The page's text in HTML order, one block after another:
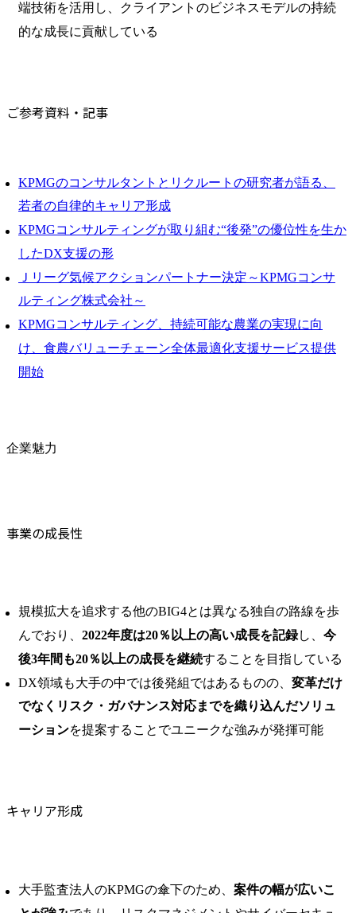
端技術を活用し、クライアントのビジネスモデルの持続
的な成長に貢献している
ご参考資料・記事
KPMGのコンサルタントとリクルートの研究者が語る、
若者の自律的キャリア形成
KPMGコンサルティングが取り組む“後発”の優位性を生か
したDX支援の形
Ｊリーグ気候アクションパートナー決定～KPMGコンサ
ルティング株式会社～
KPMGコンサルティング、持続可能な農業の実現に向
け、食農バリューチェーン全体最適化支援サービス提供
開始
企業魅力
事業の成長性
規模拡大を追求する他のBIG4とは異なる独自の路線を歩
んでおり、 2022年度は20％以上の高い成長を記録し、 今
後3年間も20％以上の成長を継続することを目指している
DX領域も大手の中では後発組ではあるものの、 変革だけ
でなくリスク・ガバナンス対応までを織り込んだソリュ
ーションを提案することでユニークな強みが発揮可能
キャリア形成
大手監査法人のKPMGの傘下のため、 案件の幅が広いこ